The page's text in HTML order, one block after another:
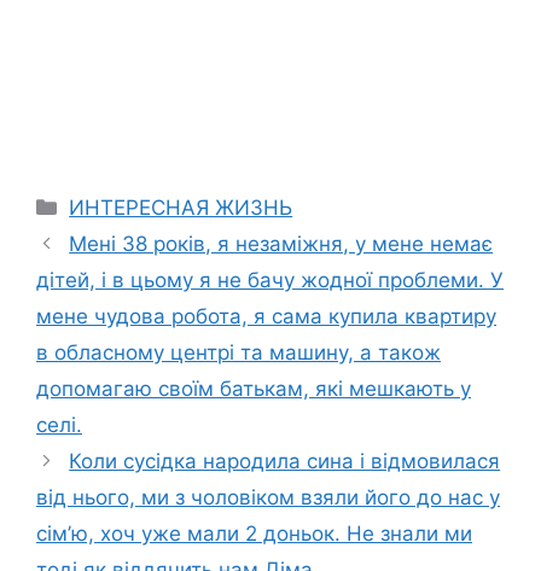
Categories
ИНТЕРЕСНАЯ ЖИЗНЬ
Мені 38 років, я незаміжня, у мене немає
дітей, і в цьому я не бачу жодної проблеми. У
мене чудова робота, я сама купила квартиру
в обласному центрі та машину, а також
допомагаю своїм батькам, які мешкають у
селі.
Коли сусідка народила сина і відмовилася
від нього, ми з чоловіком взяли його до нас у
сім’ю, хоч уже мали 2 доньок. Не знали ми